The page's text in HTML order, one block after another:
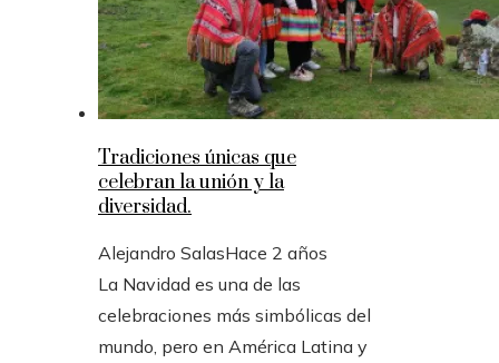
Tradiciones únicas que
celebran la unión y la
diversidad.
Alejandro SalasHace 2 años
La Navidad es una de las
celebraciones más simbólicas del
mundo, pero en América Latina y